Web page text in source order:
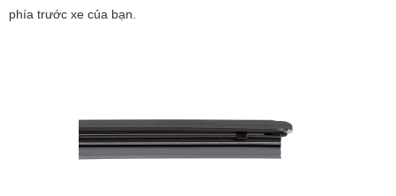
phía trước xe của bạn.